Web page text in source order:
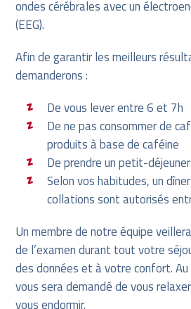
ondes cérébrales avec un
(EEG).
Afin de garantir les meilleurs
demanderons :
De vous lever entre 6 et 7h
De ne pas consommer de
produits à base de caféine
De prendre un petit-
Selon vos habitudes, un
collations sont autorisés
Un membre de notre équipe
de l’examen durant tout votre
des données et à votre confort.
vous sera demandé de vous
vous endormir.